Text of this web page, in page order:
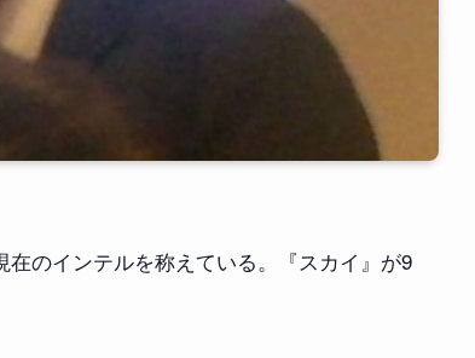
在のインテルを称えている。『スカイ』が9